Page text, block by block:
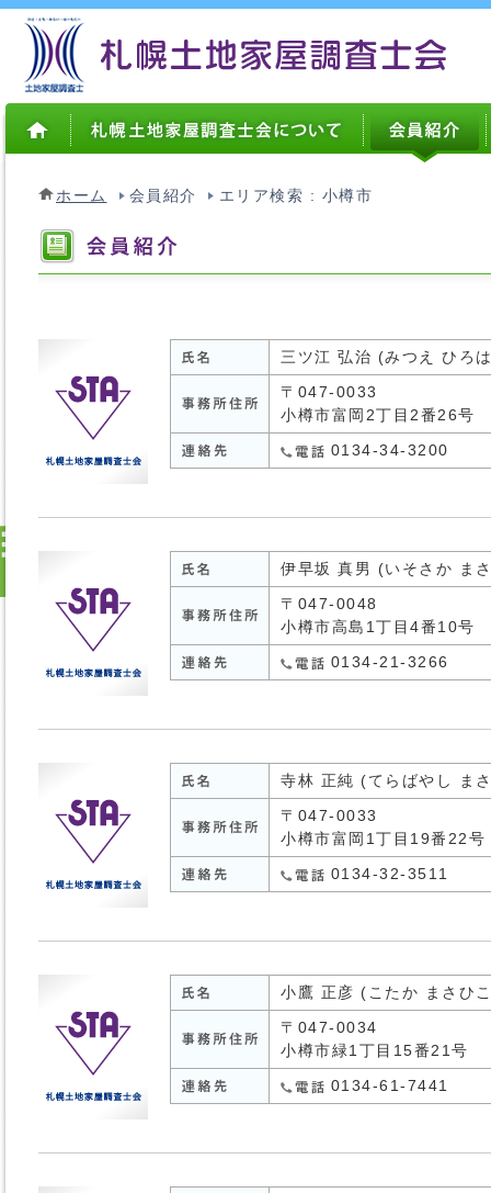
ホーム 会員紹介 エリア検索 : 小樽市
三ツ江 弘治 (みつえ ひろ
〒047-0033
小樽市富岡2丁目2番26号
0134-34-3200
伊早坂 真男 (いそさか ま
〒047-0048
小樽市高島1丁目4番10号
0134-21-3266
寺林 正純 (てらばやし ま
〒047-0033
小樽市富岡1丁目19番22号
0134-32-3511
小鷹 正彦 (こたか まさひ
〒047-0034
小樽市緑1丁目15番21号
0134-61-7441